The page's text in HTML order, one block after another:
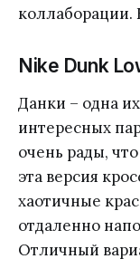
коллаборации.
Nike Dunk
Данки – одна
интересных
очень рады,
эта версия
хаотичные
отдаленно
Отличный